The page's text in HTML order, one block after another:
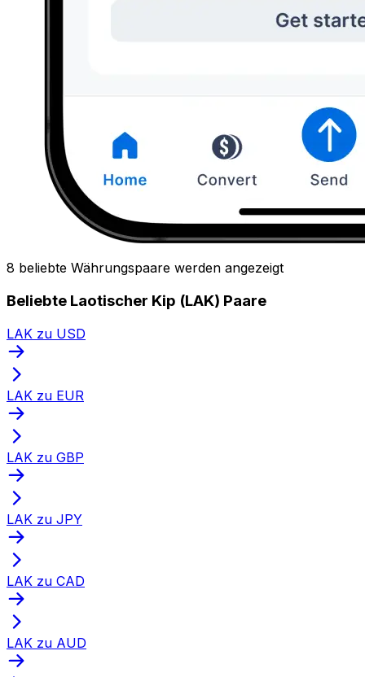
8 beliebte Währungspaare werden angezeigt
Beliebte Laotischer Kip (LAK) Paare
LAK zu USD
LAK zu EUR
LAK zu GBP
LAK zu JPY
LAK zu CAD
LAK zu AUD